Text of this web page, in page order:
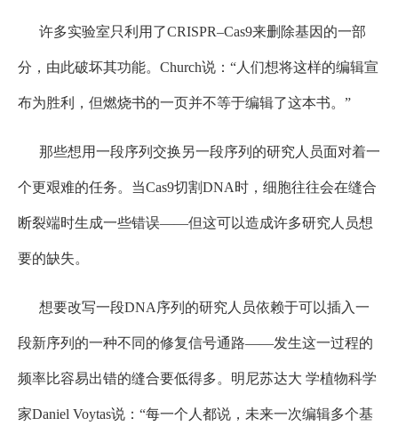
许多实验室只利用了CRISPR–Cas9来删除基因的一部
分，由此破坏其功能。Church说：“人们想将这样的编辑宣
布为胜利，但燃烧书的一页并不等于编辑了这本书。”
那些想用一段序列交换另一段序列的研究人员面对着一
个更艰难的任务。当Cas9切割DNA时，细胞往往会在缝合
断裂端时生成一些错误——但这可以造成许多研究人员想
要的缺失。
想要改写一段DNA序列的研究人员依赖于可以插入一
段新序列的一种不同的修复信号通路——发生这一过程的
频率比容易出错的缝合要低得多。明尼苏达大 学植物科学
家Daniel Voytas说：“每一个人都说，未来一次编辑多个基